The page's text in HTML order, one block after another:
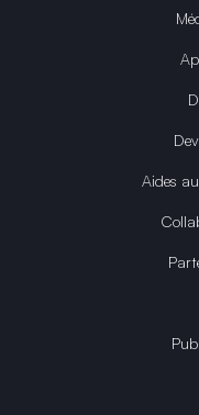
Aides